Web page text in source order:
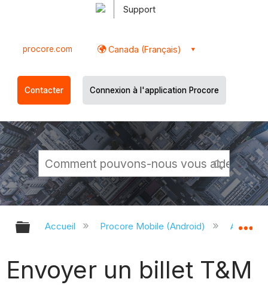
Support
procore.com Canada (Français)
Contacter Connexion à l'application Procore
Développer/réduire la hiérarchie
Accueil Procore Mobile (Android)
Envoyer un billet T&M